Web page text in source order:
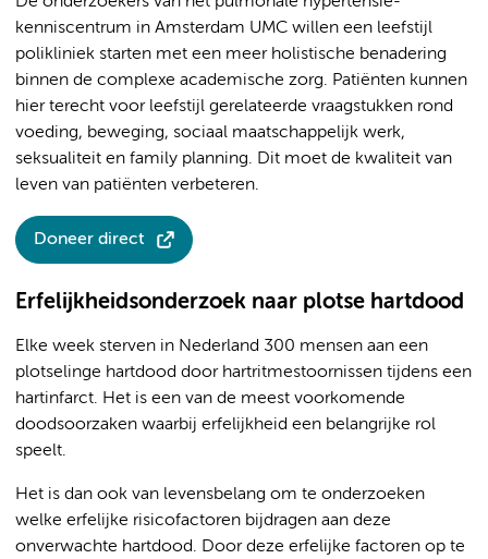
kenniscentrum in Amsterdam UMC willen een leefstijl
polikliniek starten met een meer holistische benadering
binnen de complexe academische zorg. Patiënten kunnen
hier terecht voor leefstijl gerelateerde vraagstukken rond
voeding, beweging, sociaal maatschappelijk werk,
seksualiteit en family planning. Dit moet de kwaliteit van
leven van patiënten verbeteren.
Doneer direct
Erfelijkheidsonderzoek naar plotse hartdood
Elke week sterven in Nederland 300 mensen aan een
plotselinge hartdood door hartritmestoornissen tijdens een
hartinfarct. Het is een van de meest voorkomende
doodsoorzaken waarbij erfelijkheid een belangrijke rol
speelt.
Het is dan ook van levensbelang om te onderzoeken
welke erfelijke risicofactoren bijdragen aan deze
onverwachte hartdood. Door deze erfelijke factoren op te